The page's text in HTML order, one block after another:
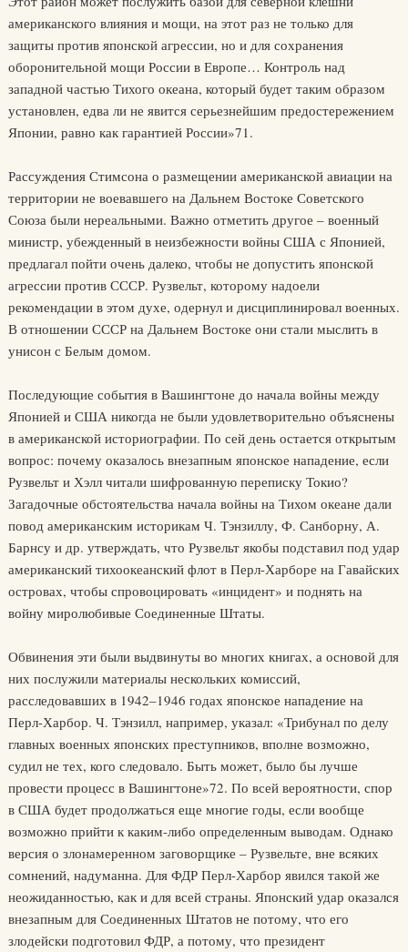
американского влияния и мощи, на этот раз не только для
защиты против японской агрессии, но и для сохранения
оборонительной мощи России в Европе… Контроль над
западной частью Тихого океана, который будет таким образом
установлен, едва ли не явится серьезнейшим предостережением
Японии, равно как гарантией России»71.
Рассуждения Стимсона о размещении американской авиации на
территории не воевавшего на Дальнем Востоке Советского
Союза были нереальными. Важно отметить другое – военный
министр, убежденный в неизбежности войны США с Японией,
предлагал пойти очень далеко, чтобы не допустить японской
агрессии против СССР. Рузвельт, которому надоели
рекомендации в этом духе, одернул и дисциплинировал военных.
В отношении СССР на Дальнем Востоке они стали мыслить в
унисон с Белым домом.
Последующие события в Вашингтоне до начала войны между
Японией и США никогда не были удовлетворительно объяснены
в американской историографии. По сей день остается открытым
вопрос: почему оказалось внезапным японское нападение, если
Рузвельт и Хэлл читали шифрованную переписку Токио?
Загадочные обстоятельства начала войны на Тихом океане дали
повод американским историкам Ч. Тэнзиллу, Ф. Санборну, А.
Барнсу и др. утверждать, что Рузвельт якобы подставил под удар
американский тихоокеанский флот в Перл-Харборе на Гавайских
островах, чтобы спровоцировать «инцидент» и поднять на
войну миролюбивые Соединенные Штаты.
Обвинения эти были выдвинуты во многих книгах, а основой для
них послужили материалы нескольких комиссий,
расследовавших в 1942–1946 годах японское нападение на
Перл-Харбор. Ч. Тэнзилл, например, указал: «Трибунал по делу
главных военных японских преступников, вполне возможно,
судил не тех, кого следовало. Быть может, было бы лучше
провести процесс в Вашингтоне»72. По всей вероятности, спор
в США будет продолжаться еще многие годы, если вообще
возможно прийти к каким-либо определенным выводам. Однако
версия о злонамеренном заговорщике – Рузвельте, вне всяких
сомнений, надуманна. Для ФДР Перл-Харбор явился такой же
неожиданностью, как и для всей страны. Японский удар оказался
внезапным для Соединенных Штатов не потому, что его
злодейски подготовил ФДР, а потому, что президент